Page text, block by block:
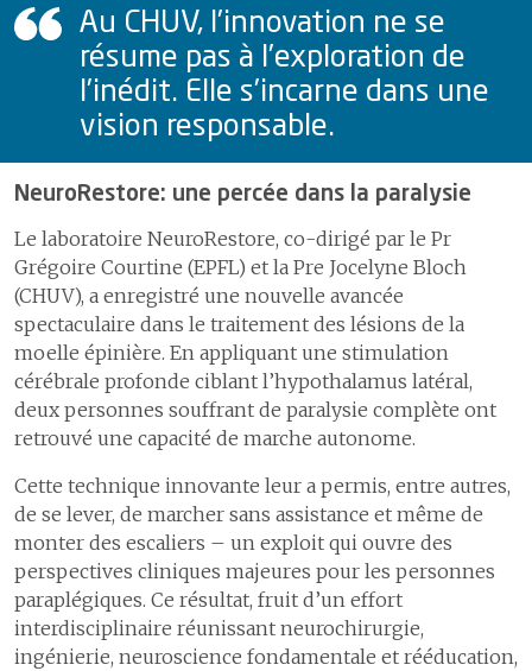
Au CHUV, l’innovation ne se
résume pas à l’exploration de
l’inédit. Elle s’incarne dans une
vision responsable.
NeuroRestore: une percée dans la paralysie
Le laboratoire NeuroRestore, co-dirigé par le Pr
Grégoire Courtine (EPFL) et la Pre Jocelyne Bloch
(CHUV), a enregistré une nouvelle avancée
spectaculaire dans le traitement des lésions de la
moelle épinière. En appliquant une stimulation
cérébrale profonde ciblant l’hypothalamus latéral,
deux personnes souffrant de paralysie complète ont
retrouvé une capacité de marche autonome.
Cette technique innovante leur a permis, entre autres,
de se lever, de marcher sans assistance et même de
monter des escaliers – un exploit qui ouvre des
perspectives cliniques majeures pour les personnes
paraplégiques. Ce résultat, fruit d’un effort
interdisciplinaire réunissant neurochirurgie,
ingénierie, neuroscience fondamentale et rééducation,